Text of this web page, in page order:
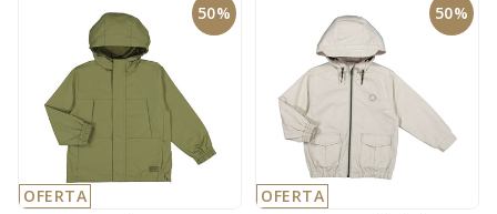
50%
OFERTA
50%
OFERTA